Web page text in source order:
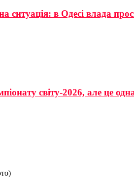
ситуація: в Одесі влада
світу-2026, але це